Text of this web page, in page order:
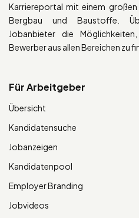
Karriereportal mit einem
Bergbau und Baustoffe.
Jobanbieter die
Bewerber aus allen Bereichen zu
Für Arbeitgeber
Übersicht
Kandidatensuche
Jobanzeigen
Kandidatenpool
Employer Branding
Jobvideos